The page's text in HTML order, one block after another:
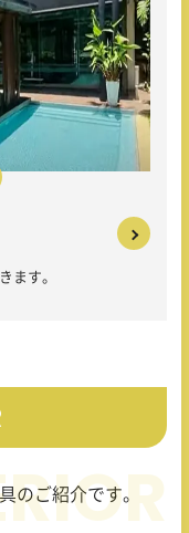
ます。
のご紹介です。